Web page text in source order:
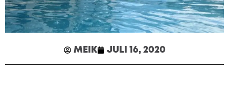
MEIK JULI 16, 2020